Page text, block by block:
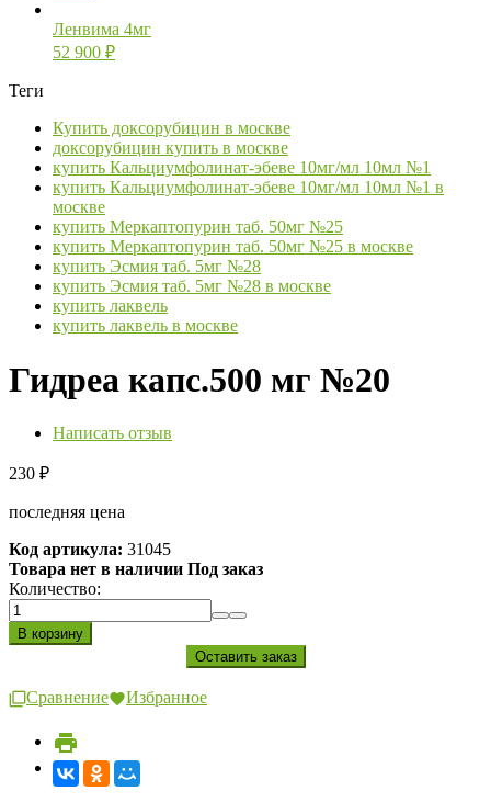
Ленвима 4мг
52 900 ₽
Теги
Купить доксорубицин в москве
доксорубицин купить в москве
купить Кальциумфолинат-эбеве 10мг/мл 10мл №1
купить Кальциумфолинат-эбеве 10мг/мл 10мл №1 в
москве
купить Меркаптопурин таб. 50мг №25
купить Меркаптопурин таб. 50мг №25 в москве
купить Эсмия таб. 5мг №28
купить Эсмия таб. 5мг №28 в москве
купить лаквель
купить лаквель в москве
Гидреа капс.500 мг №20
Написать отзыв
230 ₽
последняя цена
Код артикула: 31045
Товара нет в наличии Под заказ
Количество:
Сравнение Избранное